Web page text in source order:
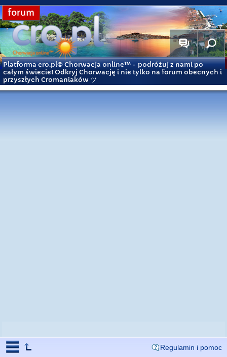
forum
Platforma cro.pl© Chorwacja online™ - podróżuj z nami po
całym świecie! Odkryj Chorwację i nie tylko na forum obecnych i
przyszłych Cromaniaków ツ
Regulamin i pomoc